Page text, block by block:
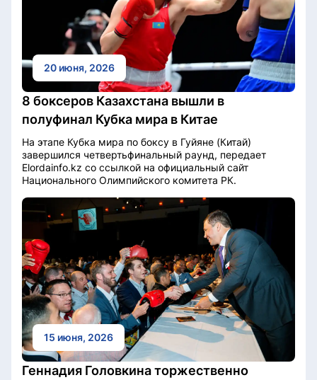
20 июня, 2026
8 боксеров Казахстана вышли в
полуфинал Кубка мира в Китае
На этапе Кубка мира по боксу в Гуйяне (Китай)
завершился четвертьфинальный раунд, передает
Elordainfo.kz со ссылкой на официальный сайт
Национального Олимпийского комитета РК.
15 июня, 2026
Геннадия Головкина торжественно